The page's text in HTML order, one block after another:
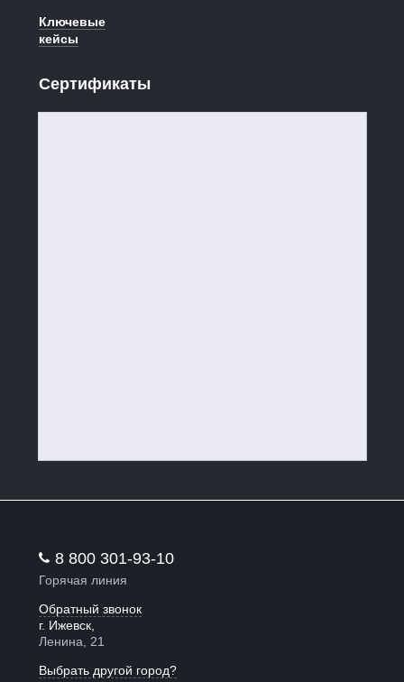
Ключевые
кейсы
Сертификаты
8 800 301-93-10
Горячая линия
Обратный звонок
г. Ижевск,
Ленина, 21
Выбрать другой город?